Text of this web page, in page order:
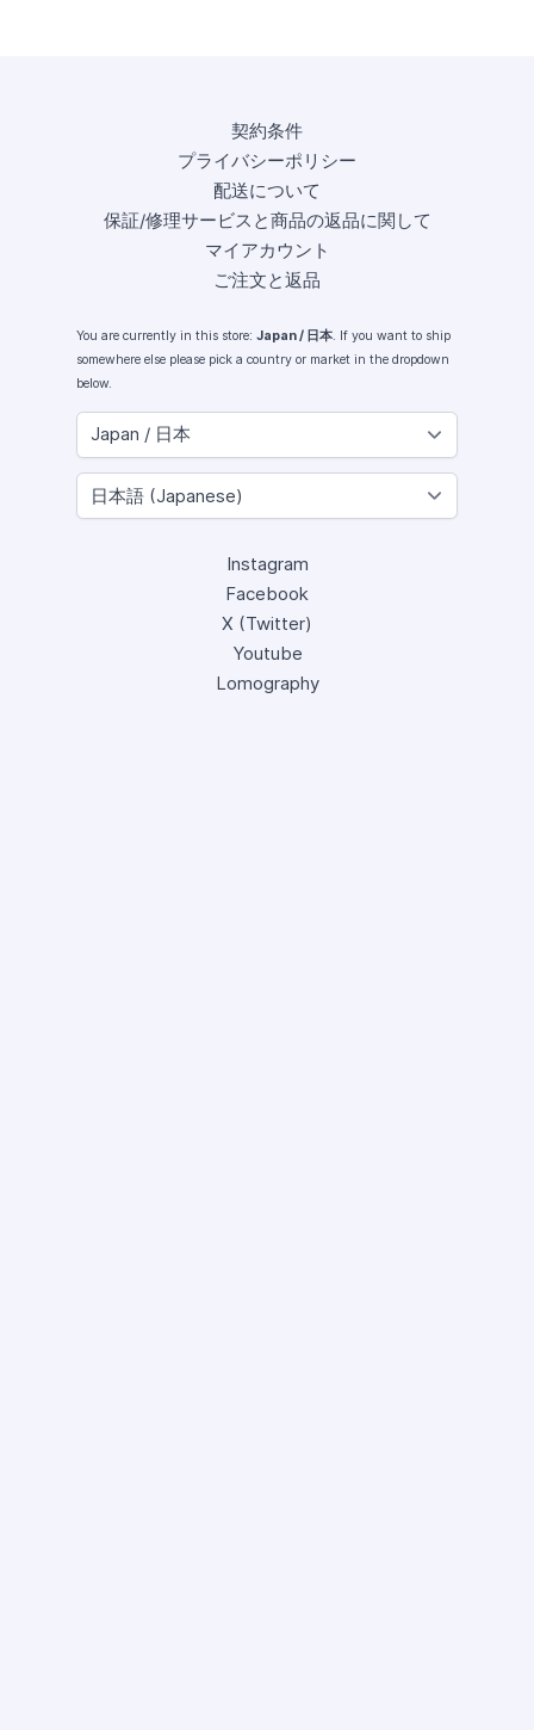
契約条件
プライバシーポリシー
配送について
保証/修理サービスと商品の返品に関して
マイアカウント
ご注文と返品
You are currently in this store: Japan / 日本. If you want to ship
somewhere else please pick a country or market in the dropdown
below.
Instagram
Facebook
X (Twitter)
Youtube
Lomography